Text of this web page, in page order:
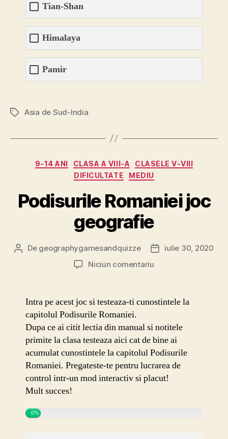
Tian-Shan
Himalaya
Pamir
EticheteAsia de Sud-India
Categorii
9-14 ANI CLASA A VIII-A
CLASELE V-VIII
DIFICULTATE
MEDIU
Podisurile Romaniei joc
geografie
Autor
De geographygamesandquizze
Datăiulie 30, 2020
Niciun comentariula
joc
Intra pe acest joc si testeaza-ti cunostintele la
capitolul Podisurile Romaniei.
Dupa ce ai citit lectia din manual si notitele
primite la clasa testeaza aici cat de bine ai
acumulat cunostintele la capitolul Podisurile
Romaniei. Pregateste-te pentru lucrarea de
control intr-un mod interactiv si placut!
Mult succes!
0%